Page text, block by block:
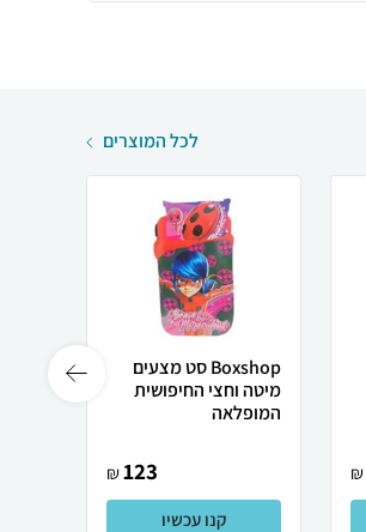
לכל המוצרים
₪
Boxshop סט מצעים
מיטה וחצי החיפושית
המופלאה
123
₪
קנו עכשיו